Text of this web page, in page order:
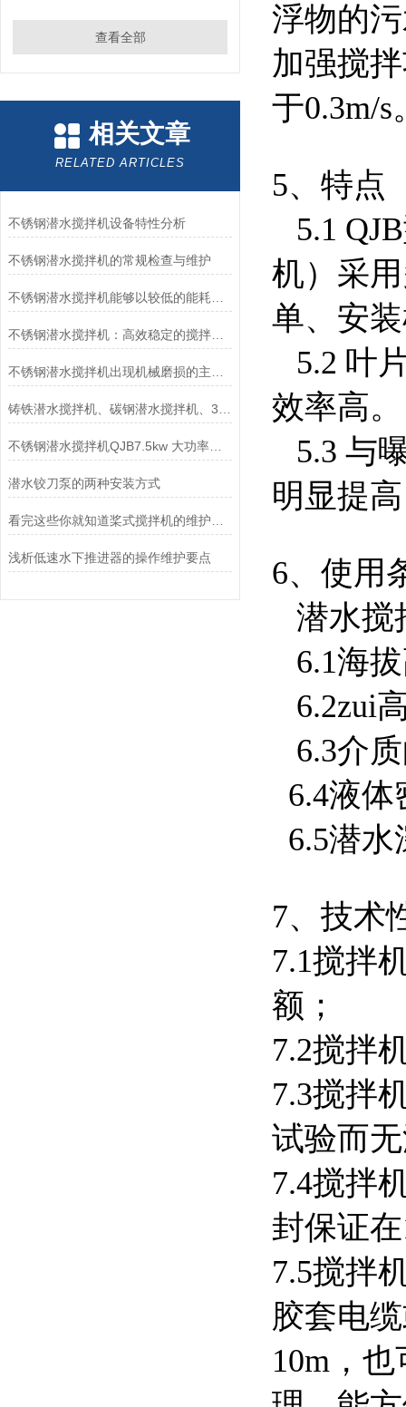
查看全部
相关文章
RELATED ARTICLES
不锈钢潜水搅拌机设备特性分析
不锈钢潜水搅拌机的常规检查与维护
不锈钢潜水搅拌机：高效稳定的搅拌产品
不锈钢潜水搅拌机QJB7.5kw 大功率用于化粪池、养殖场
潜水铰刀泵的两种安装方式
浅析低速水下推进器的操作维护要点
浮物的
加强搅
于0.3m/s
5、特点
5.1
机）采
单、安
5.2 叶
效率高。
5.3 与
明显提
6、使
潜水搅
6.1海
6.2zui
6.3介
6.4液体
6.5潜水
7、技术
7.1搅拌
额；
7.2搅拌
7.3搅拌
试验而
7.4搅拌
封保证
7.5搅拌
胶套电
10m，